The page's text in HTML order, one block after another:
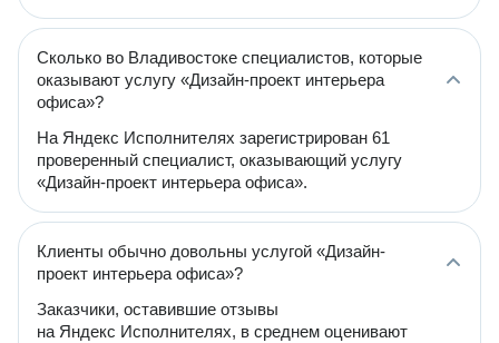
Сколько во Владивостоке специалистов, которые
оказывают услугу «Дизайн-проект интерьера
офиса»?
На Яндекс Исполнителях зарегистрирован 61
проверенный специалист, оказывающий услугу
«Дизайн-проект интерьера офиса».
Клиенты обычно довольны услугой «Дизайн-
проект интерьера офиса»?
Заказчики, оставившие отзывы
на Яндекс Исполнителях, в среднем оценивают